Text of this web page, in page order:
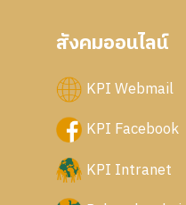
สังคมออนไลน์
KPI Webmail
KPI Facebook
KPI Intranet